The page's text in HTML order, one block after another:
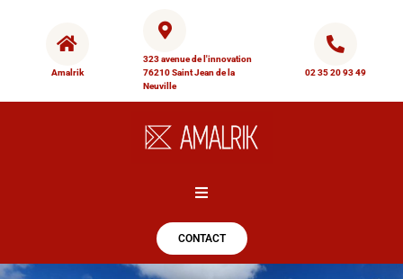
Amalrik
323 avenue de l'innovation
76210 Saint Jean de la
Neuville
02 35 20 93 49
Hamburger Toggle Menu
CONTACT